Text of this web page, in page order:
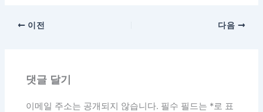
이전 다음
댓글 달기
이메일 주소는 공개되지 않습니다. 필수 필드는 *로 표